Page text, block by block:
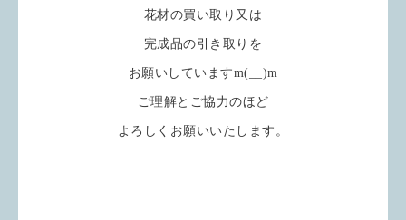
花材の買い取り又は
完成品の引き取りを
お願いしていますm(__)m
ご理解とご協力のほど
よろしくお願いいたします。